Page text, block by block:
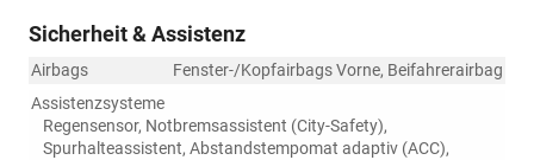
Sicherheit & Assistenz
Airbags
Fenster-/Kopfairbags Vorne, Beifahrerairbag
Assistenzsysteme
Regensensor, Notbremsassistent (City-Safety),
Spurhalteassistent, Abstandstempomat adaptiv (ACC),